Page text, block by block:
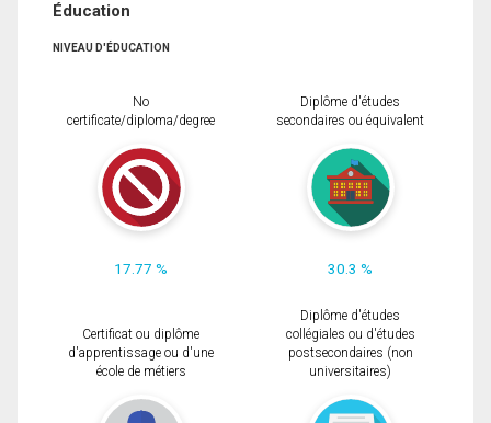
Éducation
NIVEAU D'ÉDUCATION
No
certificate/diploma/degree
17.77 %
Diplôme d'études
secondaires ou équivalent
30.3 %
Certificat ou diplôme
d'apprentissage ou d'une
école de métiers
Diplôme d'études
collégiales ou d'études
postsecondaires (non
universitaires)